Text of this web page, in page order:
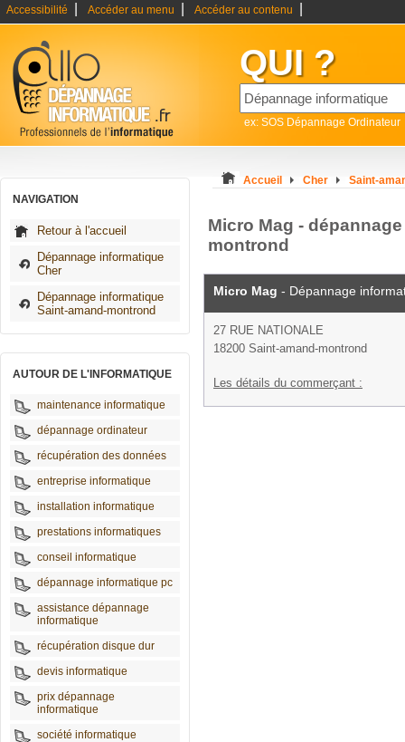
Accessibilité Accéder au menu Accéder au contenu
QUI ?
ex: SOS Dépannage Ordinateur
NAVIGATION
Retour à l'accueil
Dépannage informatique
Cher
Dépannage informatique
Saint-amand-montrond
AUTOUR DE L'INFORMATIQUE
maintenance informatique
dépannage ordinateur
récupération des données
entreprise informatique
installation informatique
prestations informatiques
conseil informatique
dépannage informatique pc
assistance dépannage
informatique
récupération disque dur
devis informatique
prix dépannage
informatique
société informatique
Accueil Cher Saint-
Micro Mag -
montrond
Micro Mag - Dépannage
27 RUE NATIONALE
18200 Saint-amand-montrond
Les détails du commerçant :